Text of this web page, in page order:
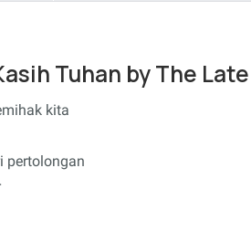
Tuhan by The
kita
pertolongan